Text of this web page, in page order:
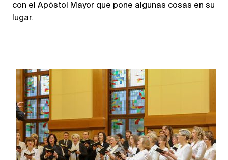
con el Apóstol Mayor que pone algunas cosas en su
lugar.